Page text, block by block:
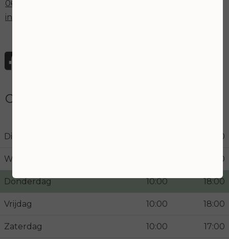
06 43030551
info@joanskincare.nl
Openingstijden
Dinsdag 18:00
Woensdag 21:00
Donderdag 10:00 18:00
Vrijdag 10:00 18:00
Zaterdag 10:00 17:00